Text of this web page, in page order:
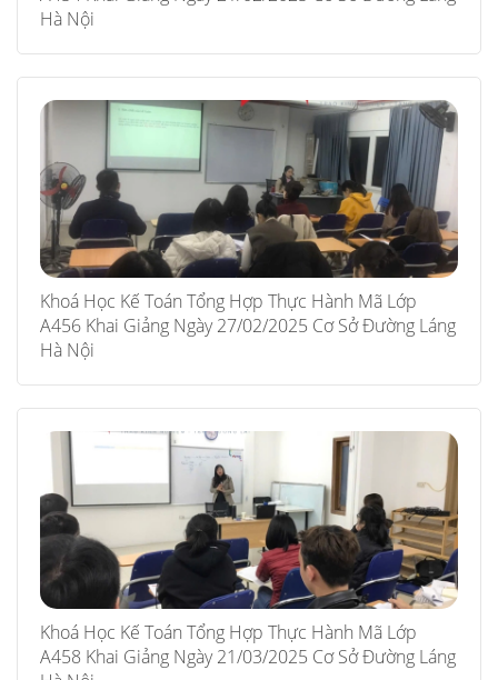
Hà Nội
Khoá Học Kế Toán Tổng Hợp Thực Hành Mã Lớp
A456 Khai Giảng Ngày 27/02/2025 Cơ Sở Đường Láng
Hà Nội
Khoá Học Kế Toán Tổng Hợp Thực Hành Mã Lớp
A458 Khai Giảng Ngày 21/03/2025 Cơ Sở Đường Láng